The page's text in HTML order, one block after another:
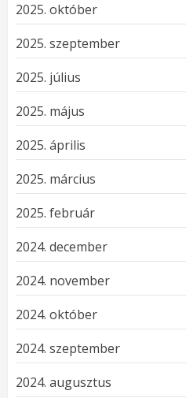
2025. október
2025. szeptember
2025. július
2025. május
2025. április
2025. március
2025. február
2024. december
2024. november
2024. október
2024. szeptember
2024. augusztus